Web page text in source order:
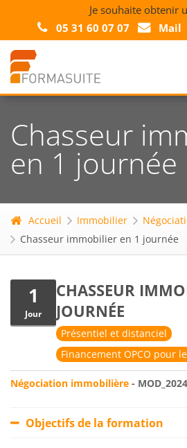
Je souhaite obtenir
05 31 60 07 07
Mail
Chasseur
en 1 journée
Accueil Immobilier
Chasseur immobilier en 1 journée
1
Jour
CHASSEUR
JOURNÉE
Présentiel et distanciel
Financement OPCO pour
Négociation immobilière -
Objectifs de la formation